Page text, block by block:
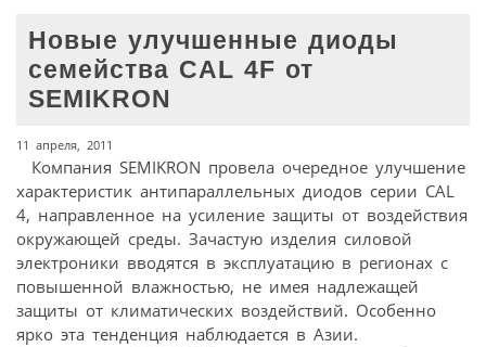
Новые улучшенные диоды
семейства CAL 4F от
SEMIKRON
11 апреля, 2011
Компания SEMIKRON провела очередное улучшение
характеристик антипараллельных диодов серии CAL
4, направленное на усиление защиты от воздействия
окружающей среды. Зачастую изделия силовой
электроники вводятся в эксплуатацию в регионах с
повышенной влажностью, не имея надлежащей
защиты от климатических воздействий. Особенно
ярко эта тенденция наблюдается в Азии.